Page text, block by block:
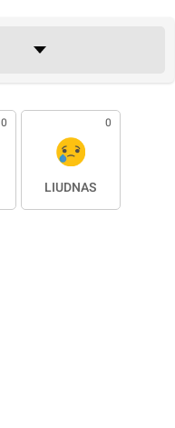
0 0
LIŪDNAS